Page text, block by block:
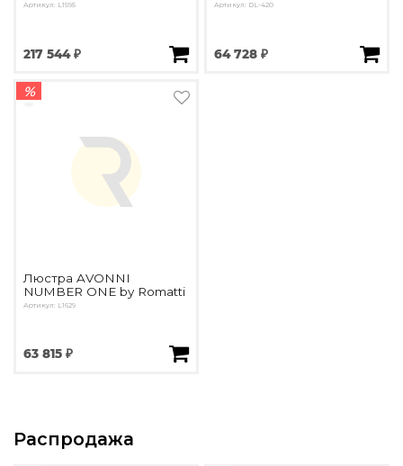
Артикул: L1595
217 544 ₽
Артикул: DL-420
64 728 ₽
%
Люстра AVONNI
NUMBER ONE by Romatti
Артикул: L1629
63 815 ₽
Распродажа